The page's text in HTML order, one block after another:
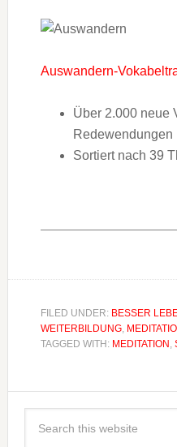
Auswandern-
Über 2.000 neue
Sortiert nach 39
FILED UNDER: BESSER
WEITERBILDUNG,
TAGGED WITH: MEDITATION